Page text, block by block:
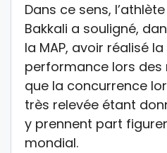
Dans ce sens,
Bakkali a souligné,
la MAP, avoir réalisé
performance lors
que la concurrence
très relevée étant
y prennent part
mondial.